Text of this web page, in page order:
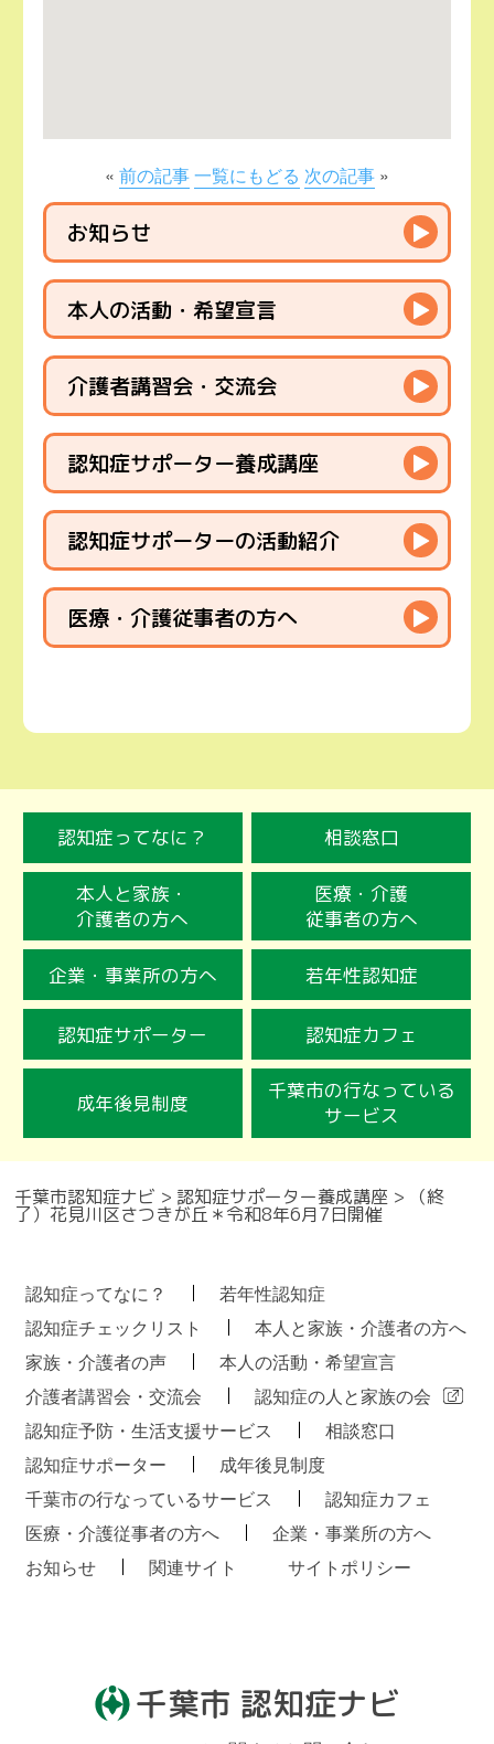
« 前の記事一覧にもどる 次の記事»
お知らせ ▶
本人の活動・希望宣言 ▶
介護者講習会・交流会 ▶
認知症サポーター養成講座 ▶
認知症サポーターの活動紹介 ▶
医療・介護従事者の方へ ▶
認知症ってなに？ 相談窓口
本人と家族・
介護者の方へ
医療・介護
従事者の方へ
企業・事業所の方へ 若年性認知症
認知症サポーター 認知症カフェ
成年後見制度
千葉市の行なっている
サービス
千葉市認知症ナビ > 認知症サポーター養成講座 > （終
了）花見川区さつきが丘＊令和8年6月7日開催
千葉市 認知症ナビ
認知症ってなに？
若年性認知症
認知症チェックリスト
本人と家族・介護者の方へ
家族・介護者の声
本人の活動・希望宣言
介護者講習会・交流会
認知症の人と家族の会
認知症予防・生活支援サービス
相談窓口
認知症サポーター
成年後見制度
千葉市の行なっているサービス
認知症カフェ
医療・介護従事者の方へ
企業・事業所の方へ
お知らせ
関連サイト サイトポリシー